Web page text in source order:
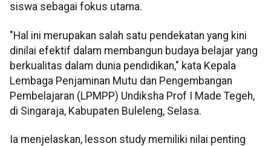
siswa sebagai fokus utama.
"Hal ini merupakan salah satu pendekatan yang kini
dinilai efektif dalam membangun budaya belajar yang
berkualitas dalam dunia pendidikan," kata Kepala
Lembaga Penjaminan Mutu dan Pengembangan
Pembelajaran (LPMPP) Undiksha Prof I Made Tegeh,
di Singaraja, Kabupaten Buleleng, Selasa.
Ia menjelaskan, lesson study memiliki nilai penting